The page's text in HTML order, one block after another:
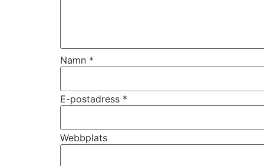
Namn *
E-postadress *
Webbplats